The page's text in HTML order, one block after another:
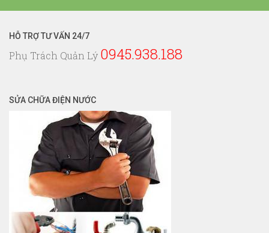
HỖ TRỢ TƯ VẤN 24/7
Phụ Trách Quản Lý 0945.938.188
SỬA CHỮA ĐIỆN NƯỚC